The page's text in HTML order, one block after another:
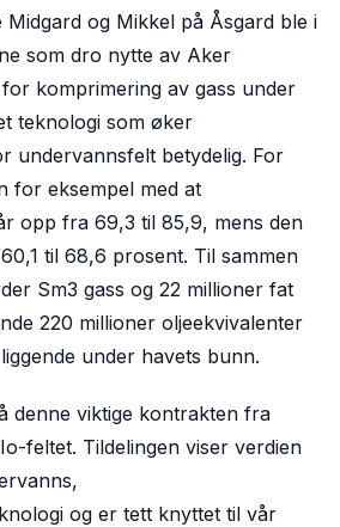
Midgard og Mikkel på Åsgard ble i
som dro nytte av Aker
komprimering av gass under
teknologi som øker
undervannsfelt betydelig. For
for eksempel med at
opp fra 69,3 til 85,9, mens den
til 68,6 prosent. Til sammen
Sm3 gass og 22 millioner fat
220 millioner oljeekvivalenter
under havets bunn.
denne viktige kontrakten fra
feltet. Tildelingen viser verdien
og er tett knyttet til vår